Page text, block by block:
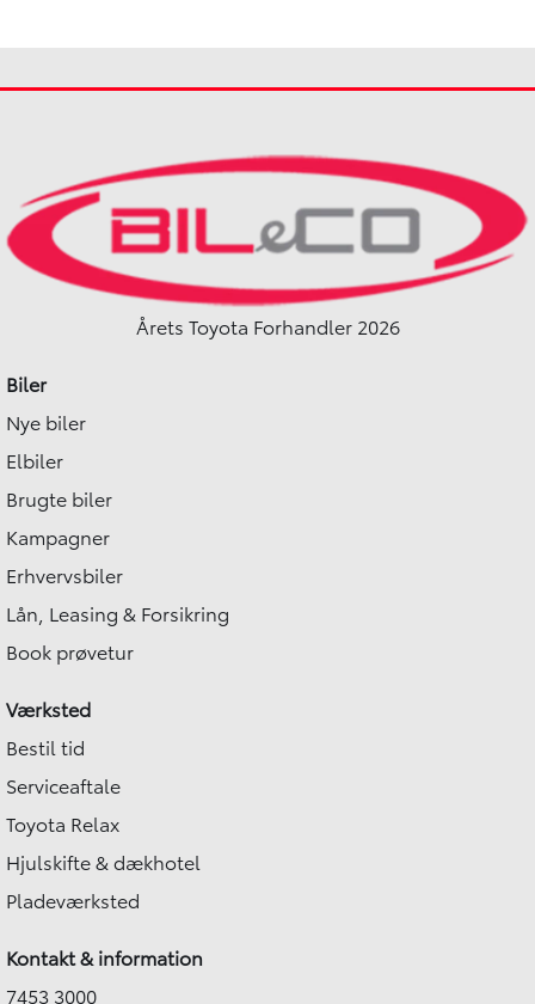
Årets Toyota Forhandler 2026
Biler
Nye biler
Elbiler
Brugte biler
Kampagner
Erhvervsbiler
Lån, Leasing & Forsikring
Book prøvetur
Værksted
Bestil tid
Serviceaftale
Toyota Relax
Hjulskifte & dækhotel
Pladeværksted
Kontakt & information
7453 3000